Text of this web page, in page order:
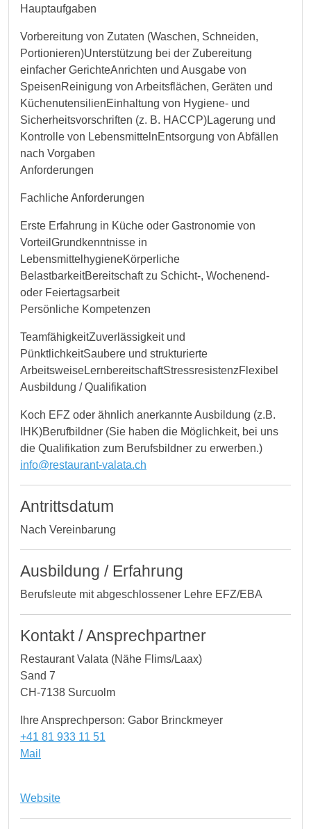
Hauptaufgaben
Vorbereitung von Zutaten (Waschen, Schneiden,
Portionieren)Unterstützung bei der Zubereitung
einfacher GerichteAnrichten und Ausgabe von
SpeisenReinigung von Arbeitsflächen, Geräten und
KüchenutensilienEinhaltung von Hygiene- und
Sicherheitsvorschriften (z. B. HACCP)Lagerung und
Kontrolle von LebensmittelnEntsorgung von Abfällen
nach Vorgaben
Anforderungen
Fachliche Anforderungen
Erste Erfahrung in Küche oder Gastronomie von
VorteilGrundkenntnisse in
LebensmittelhygieneKörperliche
BelastbarkeitBereitschaft zu Schicht-, Wochenend-
oder Feiertagsarbeit
Persönliche Kompetenzen
TeamfähigkeitZuverlässigkeit und
PünktlichkeitSaubere und strukturierte
ArbeitsweiseLernbereitschaftStressresistenzFlexibel
Ausbildung / Qualifikation
Koch EFZ oder ähnlich anerkannte Ausbildung (z.B.
IHK)Berufbildner (Sie haben die Möglichkeit, bei uns
die Qualifikation zum Berufsbildner zu erwerben.)
info@restaurant-valata.ch
Antrittsdatum
Nach Vereinbarung
Ausbildung / Erfahrung
Berufsleute mit abgeschlossener Lehre EFZ/EBA
Kontakt / Ansprechpartner
Restaurant Valata (Nähe Flims/Laax)
Sand 7
CH-7138 Surcuolm
Ihre Ansprechperson: Gabor Brinckmeyer
+41 81 933 11 51
Mail
Website